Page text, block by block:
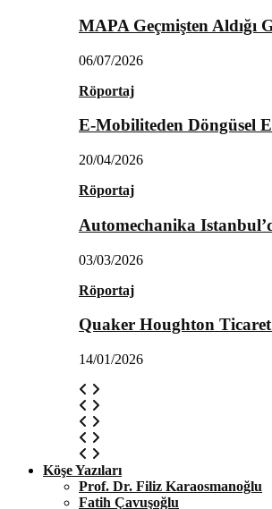
MAPA Geçmişten Aldığı
06/07/2026
Röportaj
E-Mobiliteden Döngüsel
20/04/2026
Röportaj
Automechanika
03/03/2026
Röportaj
Quaker Houghton
14/01/2026
Köşe Yazıları
Prof. Dr. Filiz Karaosmanoğlu
Fatih Çavuşoğlu